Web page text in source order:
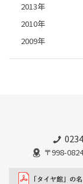
2013年
2010年
2009年
〒998-